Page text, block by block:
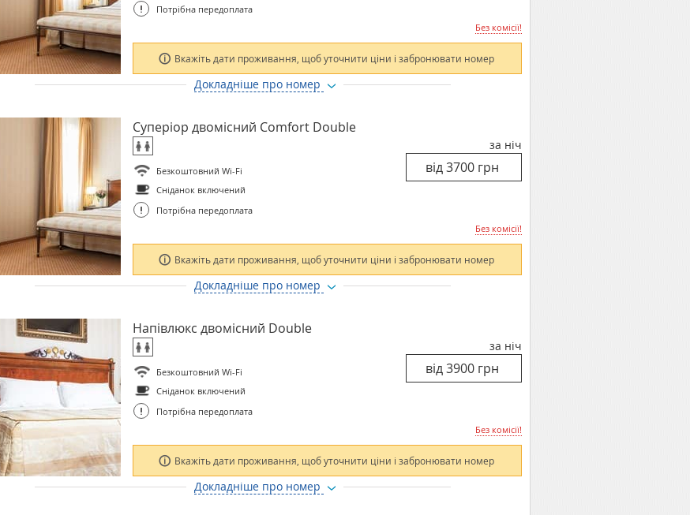
! Потрібна передоплата
Без комісії!
Вкажіть дати проживання, щоб уточнити ціни і забронювати номер
Докладніше про номер
Суперіор двомісний Comfort Double
Безкоштовний Wi-Fi
Сніданок включений
! Потрібна передоплата
за ніч
Без комісії!
Вкажіть дати проживання, щоб уточнити ціни і забронювати номер
Докладніше про номер
Напівлюкс двомісний Double
Безкоштовний Wi-Fi
Сніданок включений
! Потрібна передоплата
за ніч
Без комісії!
Вкажіть дати проживання, щоб уточнити ціни і забронювати номер
Докладніше про номер